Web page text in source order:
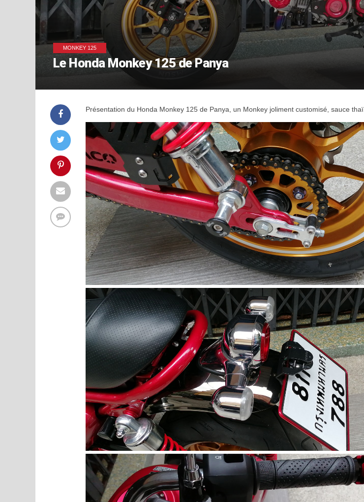
MONKEY 125
Le Honda Monkey 125 de Panya
Présentation du Honda Monkey 125 de Panya, un Monkey joliment customisé, sauce thaï.